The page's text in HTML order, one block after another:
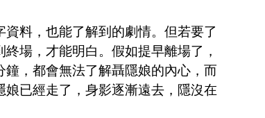
料，也能了解到的劇情。但若要了
場，才能明白。假如提早離場了，
，都會無法了解聶隱娘的內心，而
已經走了，身影逐漸遠去，隱沒在